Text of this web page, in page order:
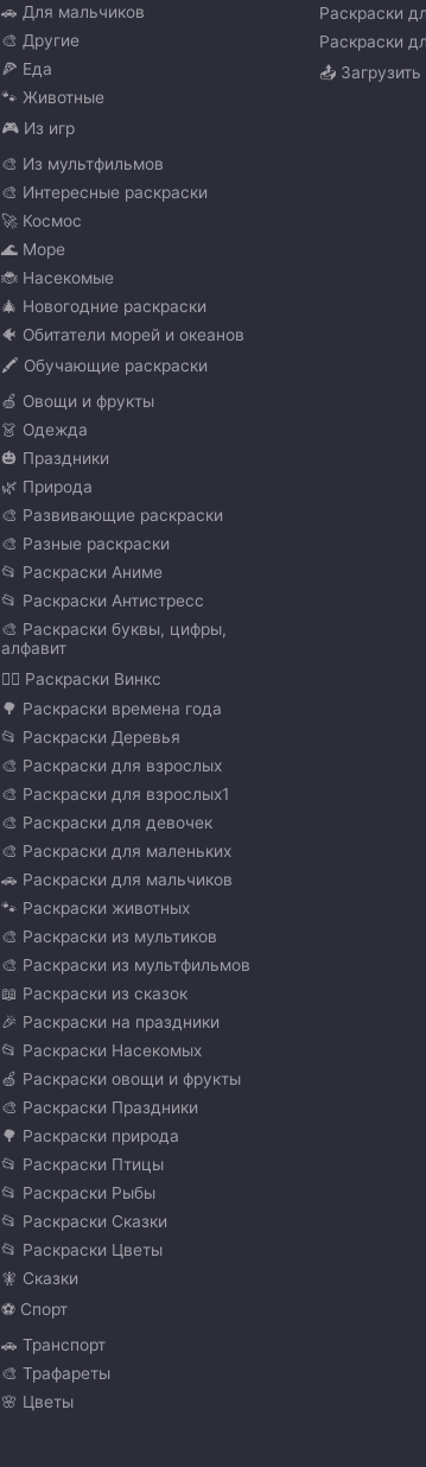
🚗 Для мальчиков
🎨 Другие
🍕 Еда
🐾 Животные
🎮 Из игр
🎨 Из мультфильмов
🎨 Интересные раскраски
🚀 Космос
🌊 Море
🐞 Насекомые
🎄 Новогодние раскраски
🐠 Обитатели морей и океанов
🖍️ Обучающие раскраски
🍏 Овощи и фрукты
👗 Одежда
🎃 Праздники
🌿 Природа
🎨 Развивающие раскраски
🎨 Разные раскраски
📂 Раскраски Аниме
📂 Раскраски Антистресс
🎨 Раскраски буквы, цифры,
алфавит
🧚‍♀️ Раскраски Винкс
🌳 Раскраски времена года
📂 Раскраски Деревья
🎨 Раскраски для взрослых
🎨 Раскраски для взрослых1
🎨 Раскраски для девочек
🎨 Раскраски для маленьких
🚗 Раскраски для мальчиков
🐾 Раскраски животных
🎨 Раскраски из мультиков
🎨 Раскраски из мультфильмов
📖 Раскраски из сказок
🎉 Раскраски на праздники
📂 Раскраски Насекомых
🍏 Раскраски овощи и фрукты
🎨 Раскраски Праздники
🌳 Раскраски природа
📂 Раскраски Птицы
📂 Раскраски Рыбы
📂 Раскраски Сказки
📂 Раскраски Цветы
🧚 Сказки
⚽ Спорт
🚗 Транспорт
🎨 Трафареты
🌸 Цветы
Раскраски
Раскраски
📤